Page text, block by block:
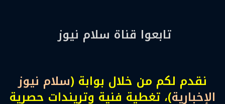
تابعوا قناة سلام نيوز
نقدم لكم من خلال بوابة (سلام نيوز
الإخبارية)، تغطية فنية وتريندات حصرية